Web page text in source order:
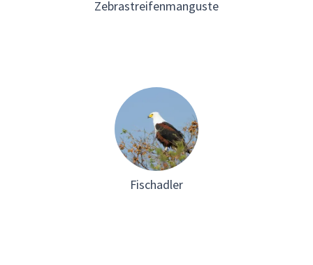
Zebrastreifenmanguste
Fischadler